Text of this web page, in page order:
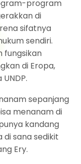
program
di
sifatnya
sendiri.
fungsikan
di Eropa,
sepanjang
menanam di
kandang
di sana sedikit
Ery.